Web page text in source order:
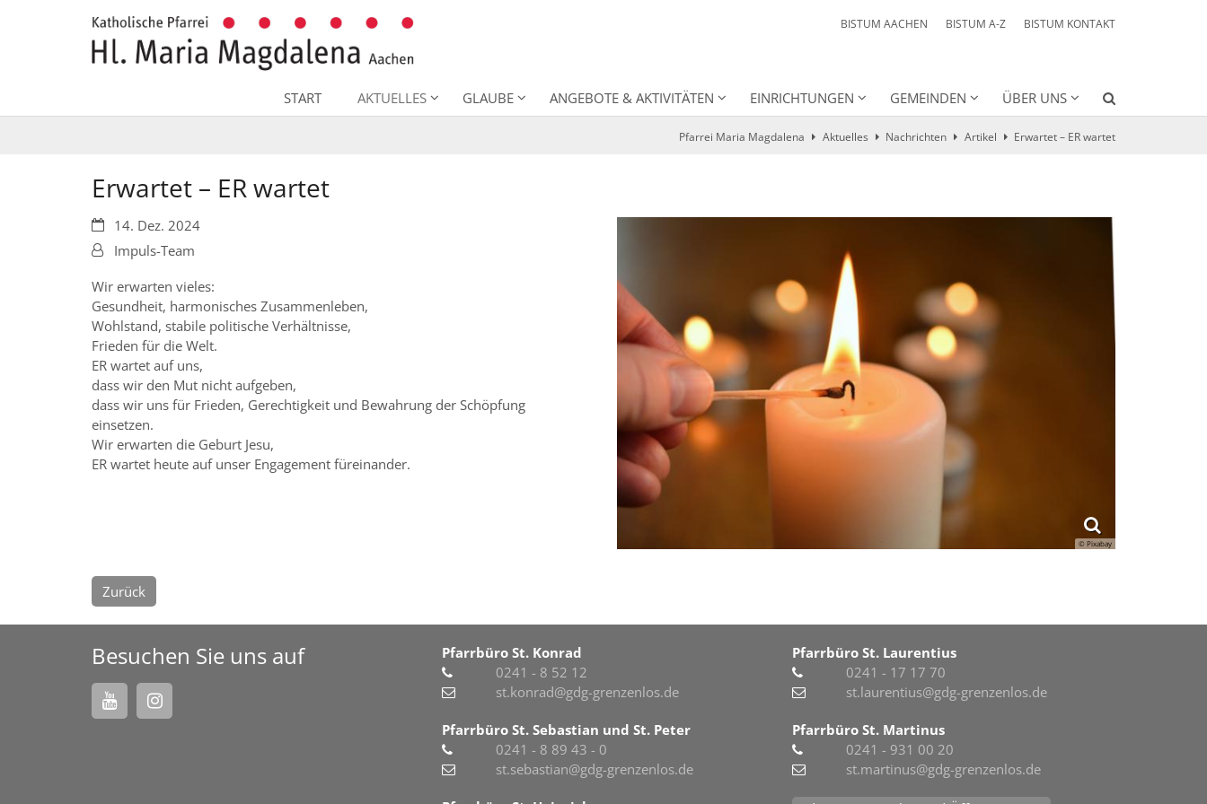
BISTUM AACHEN BISTUM A-Z BISTUM KONTAKT
START AKTUELLES GLAUBE ANGEBOTE & AKTIVITÄTEN EINRICHTUNGEN GEMEINDEN ÜBER UNS
Pfarrei Maria Magdalena Aktuelles Nachrichten Artikel Erwartet – ER wartet
Erwartet – ER wartet
© Pixabay
Datum:14. Dez. 2024
Von:Impuls-Team
Wir erwarten vieles:
Gesundheit, harmonisches Zusammenleben,
Wohlstand, stabile politische Verhältnisse,
Frieden für die Welt.
ER wartet auf uns,
dass wir den Mut nicht aufgeben,
dass wir uns für Frieden, Gerechtigkeit und Bewahrung der Schöpfung
einsetzen.
Wir erwarten die Geburt Jesu,
ER wartet heute auf unser Engagement füreinander.
Zurück
Besuchen Sie uns auf
Pfarrbüro St. Konrad
0241 - 8 52 12
st.konrad@gdg-grenzenlos.de
Pfarrbüro St. Sebastian und St. Peter
0241 - 8 89 43 - 0
st.sebastian@gdg-grenzenlos.de
Pfarrbüro St. Laurentius
0241 - 17 17 70
st.laurentius@gdg-grenzenlos.de
Pfarrbüro St. Martinus
0241 - 931 00 20
st.martinus@gdg-grenzenlos.de